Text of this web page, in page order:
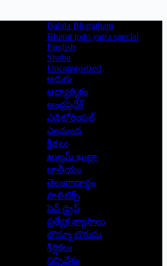
Balala Bharatham
Bharat jodo yatra special
English
Shoba
Uncategorized
అరుగు
ఆద్యాత్మికం
ఆంధ్రప్రదేశ్
ఎడిటోరియల్
ఎలమంద
క్రీడలు
ఖుల్లమ్ ఖుల్లా
జాతీయం
తెలంగాణార్థం
పాలిటిక్స్
పెన్ డ్రైవ్
ప్రత్యేక వ్యాసాలు
బొమ్మా బొరుసు
శీర్షికలు
సన్నివేశం